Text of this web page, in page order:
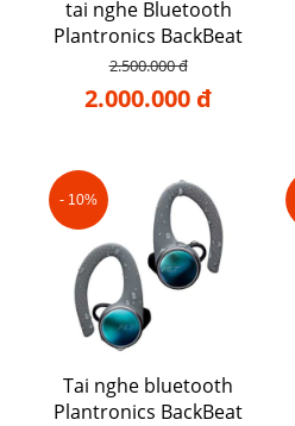
tai nghe Bluetooth
Plantronics BackBeat
go 2
2.500.000 đ
2.000.000 đ
- 10%
Tai nghe bluetooth
Plantronics BackBeat